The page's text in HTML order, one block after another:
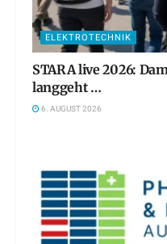
ELEKTROTECHNIK
STARA live 2026:
langgeht …
6. AUGUST 2026